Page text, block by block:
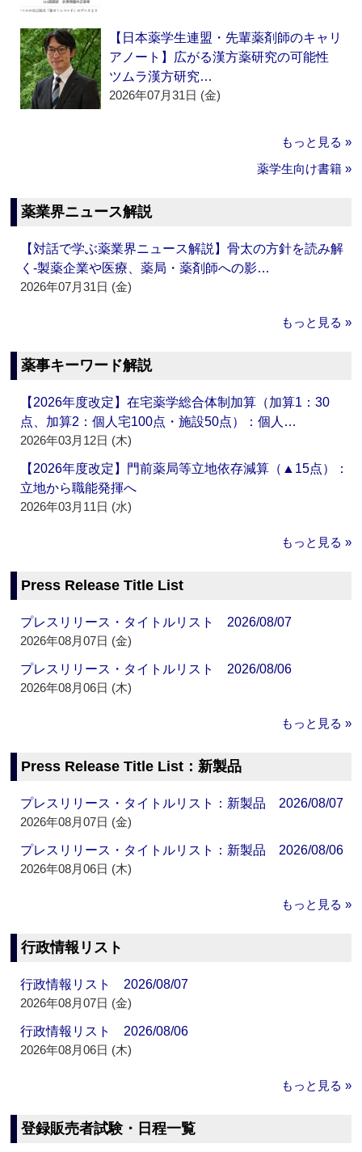
【日本薬学生連盟・先輩薬剤師のキャリ
アノート】広がる漢方薬研究の可能性
ツムラ漢方研究…
2026年07月31日 (金)
もっと見る »
薬学生向け書籍 »
薬業界ニュース解説
【対話で学ぶ薬業界ニュース解説】骨太の方針を読み解
く‐製薬企業や医療、薬局・薬剤師への影…
2026年07月31日 (金)
もっと見る »
薬事キーワード解説
【2026年度改定】在宅薬学総合体制加算（加算1：30
点、加算2：個人宅100点・施設50点）：個人…
2026年03月12日 (木)
【2026年度改定】門前薬局等立地依存減算（▲15点）：
立地から職能発揮へ
2026年03月11日 (水)
もっと見る »
Press Release Title List
プレスリリース・タイトルリスト 2026/08/07
2026年08月07日 (金)
プレスリリース・タイトルリスト 2026/08/06
2026年08月06日 (木)
もっと見る »
Press Release Title List：新製品
プレスリリース・タイトルリスト：新製品 2026/08/07
2026年08月07日 (金)
プレスリリース・タイトルリスト：新製品 2026/08/06
2026年08月06日 (木)
もっと見る »
行政情報リスト
行政情報リスト 2026/08/07
2026年08月07日 (金)
行政情報リスト 2026/08/06
2026年08月06日 (木)
もっと見る »
登録販売者試験・日程一覧